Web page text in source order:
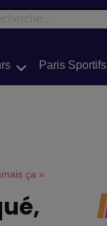
Paris Sportifs
ça »